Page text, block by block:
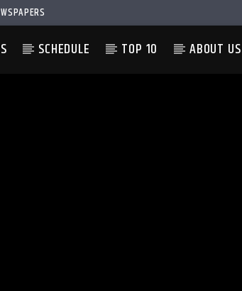
SCHEDULE TOP 10 ABOUT US